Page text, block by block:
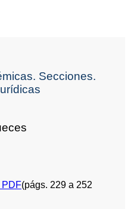
Secciones.
PDF(págs. 229 a 252